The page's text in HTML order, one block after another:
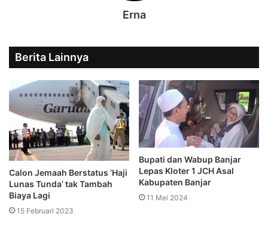
Erna
Berita Lainnya
Calon Jemaah Berstatus ‘Haji
Lunas Tunda’ tak Tambah
Biaya Lagi
15 Februari 2023
Bupati dan Wabup Banjar
Lepas Kloter 1 JCH Asal
Kabupaten Banjar
11 Mei 2024